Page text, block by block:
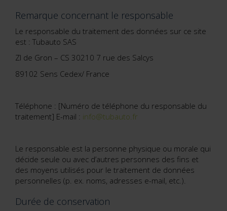
Remarque concernant le responsable
Le responsable du traitement des données sur ce site
est : Tubauto SAS
ZI de Gron – CS 30210 7 rue des Salcys
89102 Sens Cedex/ France
Téléphone : [Numéro de téléphone du responsable du
traitement] E-mail : info@tubauto.fr
Le responsable est la personne physique ou morale qui
décide seule ou avec d’autres personnes des fins et
des moyens utilisés pour le traitement de données
personnelles (p. ex. noms, adresses e-mail, etc.).
Durée de conservation